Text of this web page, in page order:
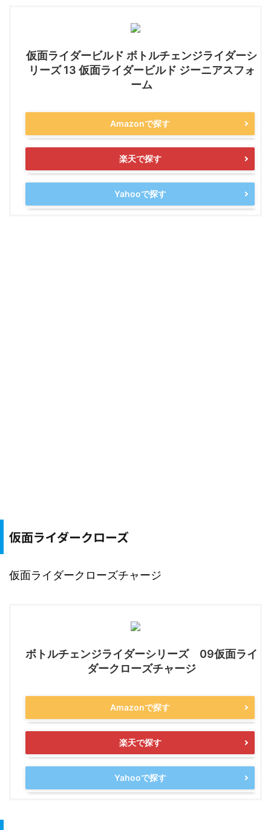
仮面ライダービルド ボトルチェンジライダーシ
リーズ 13 仮面ライダービルド ジーニアスフォ
ーム
Amazonで探す
楽天で探す
Yahooで探す
仮面ライダークローズ
仮面ライダークローズチャージ
ボトルチェンジライダーシリーズ 09仮面ライ
ダークローズチャージ
Amazonで探す
楽天で探す
Yahooで探す